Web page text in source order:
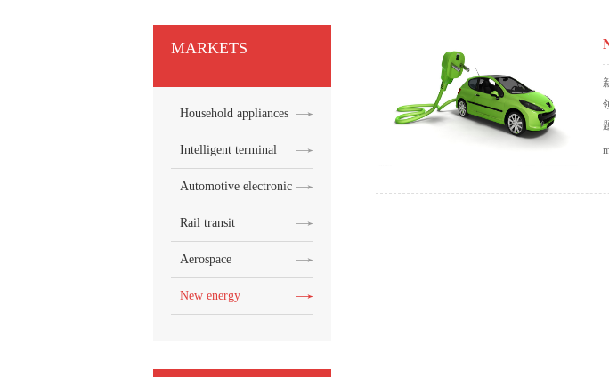
MARKETS
Household appliances
Intelligent terminal
Automotive electronics
Rail transit
Aerospace
New energy